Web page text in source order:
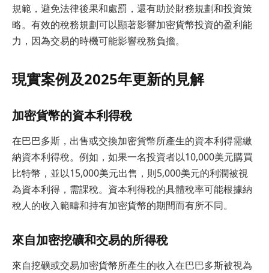
規範，避免法律後果和處罰，還有助於財務規劃和投資策
略。有效的稅務規劃可以顯著影響加密貨幣投資的盈利能
力，因為交易的時機可能影響稅務負擔。
現實案例及2025年更新的見解
加密貨幣的資本利得稅
在巴巴多斯，出售或交換加密貨幣所產生的資本利得需繳
納資本利得稅。例如，如果一名投資者以10,000美元購買
比特幣，並以15,000美元出售，則5,000美元的利潤被視
為資本利得，需課稅。資本利得稅的具體稅率可能根據納
稅人的收入範疇和持有加密貨幣的期間而有所不同。
來自加密挖礦和交易的所得稅
來自挖礦或交易加密貨幣所產生的收入在巴巴多斯被視為